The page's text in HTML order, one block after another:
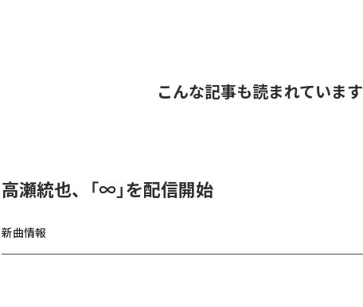
こんな記事も読まれています
高瀬統也、「∞」を配信開始
新曲情報